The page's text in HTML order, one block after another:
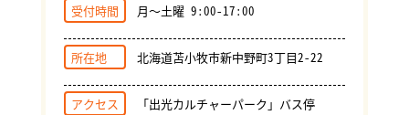
受付時間 月～土曜 9:00-17:00
所在地 北海道苫小牧市新中野町3丁目2-22
アクセス 「出光カルチャーパーク」バス停